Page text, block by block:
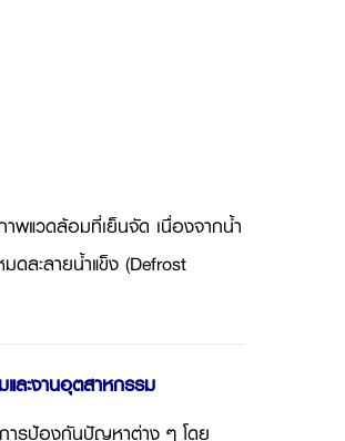
พแวดล้อมที่เย็นจัด เนื่องจากน้ำ
มดละลายน้ำแข็ง (Defrost
ละงานอุตสาหกรรม
ารป้องกันปัญหาต่าง ๆ โดย